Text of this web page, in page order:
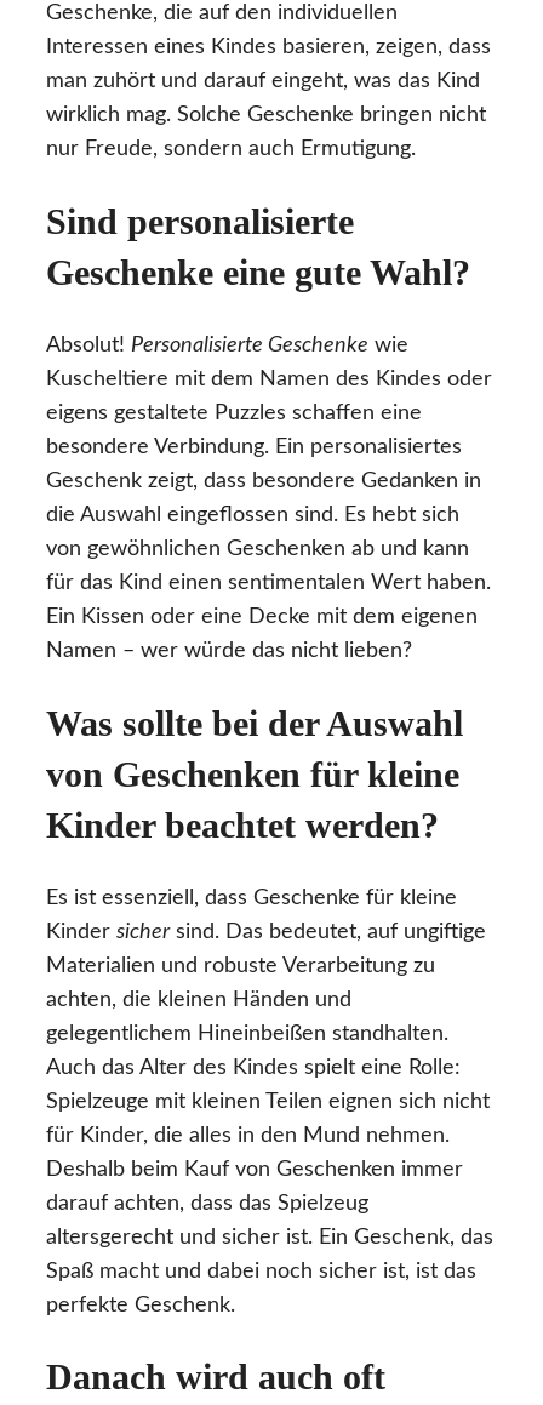
Geschenke, die auf den individuellen
Interessen eines Kindes basieren, zeigen, dass
man zuhört und darauf eingeht, was das Kind
wirklich mag. Solche Geschenke bringen nicht
nur Freude, sondern auch Ermutigung.
Sind personalisierte
Geschenke eine gute Wahl?
Absolut! Personalisierte Geschenke wie
Kuscheltiere mit dem Namen des Kindes oder
eigens gestaltete Puzzles schaffen eine
besondere Verbindung. Ein personalisiertes
Geschenk zeigt, dass besondere Gedanken in
die Auswahl eingeflossen sind. Es hebt sich
von gewöhnlichen Geschenken ab und kann
für das Kind einen sentimentalen Wert haben.
Ein Kissen oder eine Decke mit dem eigenen
Namen – wer würde das nicht lieben?
Was sollte bei der Auswahl
von Geschenken für kleine
Kinder beachtet werden?
Es ist essenziell, dass Geschenke für kleine
Kinder sichersind. Das bedeutet, auf ungiftige
Materialien und robuste Verarbeitung zu
achten, die kleinen Händen und
gelegentlichem Hineinbeißen standhalten.
Auch das Alter des Kindes spielt eine Rolle:
Spielzeuge mit kleinen Teilen eignen sich nicht
für Kinder, die alles in den Mund nehmen.
Deshalb beim Kauf von Geschenken immer
darauf achten, dass das Spielzeug
altersgerecht und sicher ist. Ein Geschenk, das
Spaß macht und dabei noch sicher ist, ist das
perfekte Geschenk.
Danach wird auch oft